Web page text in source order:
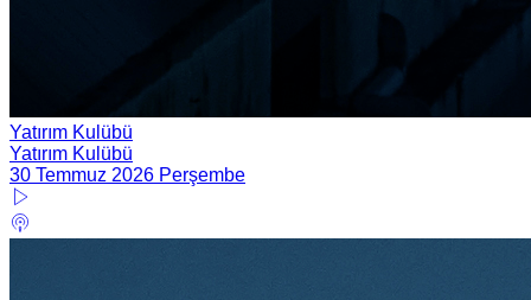
Yatırım Kulübü
Yatırım Kulübü
30 Temmuz 2026 Perşembe